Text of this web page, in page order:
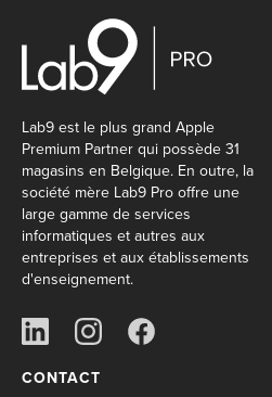
Lab9 est le plus grand Apple
Premium Partner qui possède 31
magasins en Belgique. En outre, la
société mère Lab9 Pro offre une
large gamme de services
informatiques et autres aux
entreprises et aux établissements
d'enseignement.
CONTACT